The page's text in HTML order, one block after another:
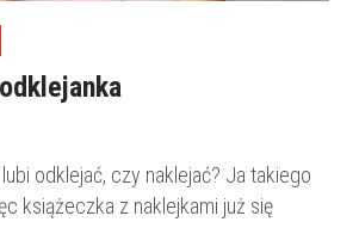
odklejać, czy naklejać? Ja takiego
książeczka z naklejkami już się